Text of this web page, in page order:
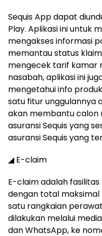
Sequis App dapat
Play. Aplikasi ini untuk
mengakses informasi
memantau status
mengecek tarif kamar
nasabah, aplikasi ini
mengetahui info
satu fitur unggulannya
akan membantu calon
asuransi Sequis yang
asuransi Sequis yang
◢ E-claim
E-claim adalah
dengan total maksimal
satu rangkaian
dilakukan melalui
dan WhatsApp, ke